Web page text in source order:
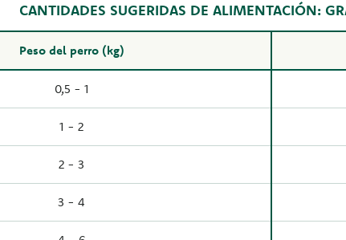
CANTIDADES SUGERIDAS DE ALIMENTACIÓN:
Peso del perro (kg)
0,5 - 1
1 - 2
2 - 3
3 - 4